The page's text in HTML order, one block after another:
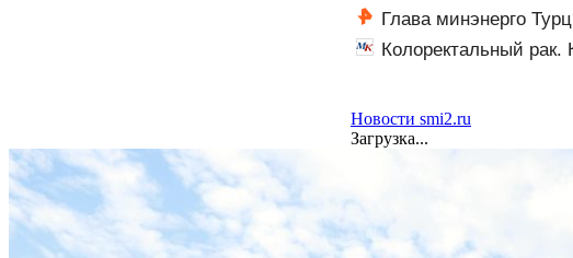
Глава минэнерго
Колоректальный рак.
Новости smi2.ru
Загрузка...